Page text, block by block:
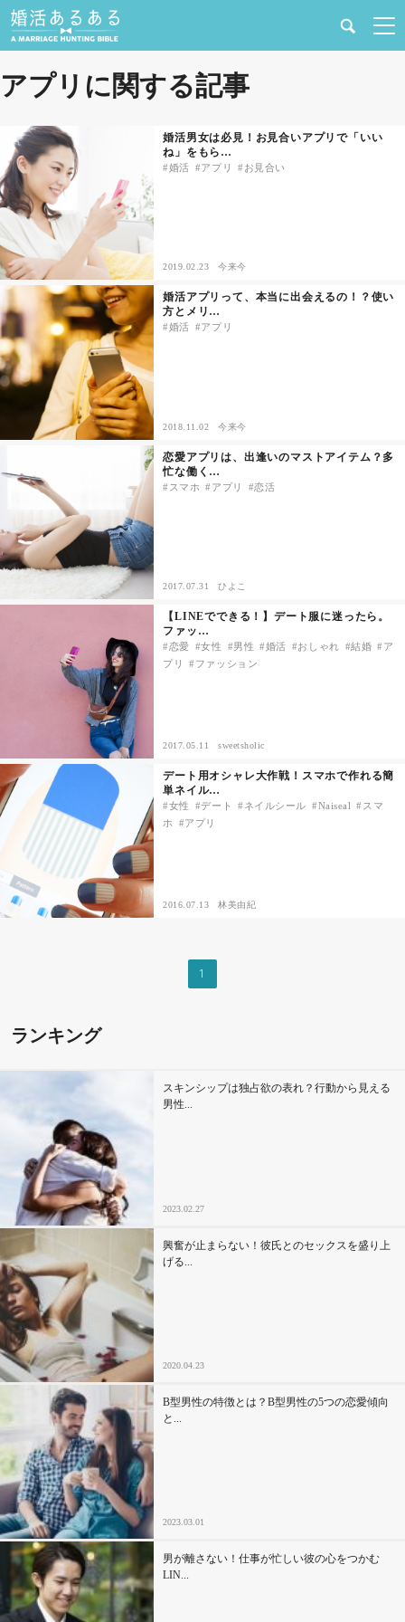
健康
恋愛の悩み
出会い
合コン・街コン
マッチングアプリ
結婚相談所
あるある
ドキドキ
仕事とキャリア
ファッション・美容
趣味・旅行
セックスライフ
不倫・だめ男
感動
アプリに関する記事
婚活男女は必見！お見合いアプリで「いい
ね」をもら…
婚活 アプリ お見合い
2019.02.23 今来今
婚活アプリって、本当に出会えるの！？使い
方とメリ…
婚活 アプリ
2018.11.02 今来今
恋愛アプリは、出逢いのマストアイテム？多
忙な働く…
スマホ アプリ 恋活
2017.07.31 ひよこ
【LINEでできる！】デート服に迷ったら。
ファッ…
恋愛 女性 男性 婚活 おしゃれ 結婚
ア
プリ
ファッション
2017.05.11 sweetsholic
デート用オシャレ大作戦！スマホで作れる簡
単ネイル…
女性 デート ネイルシール Naiseal
スマ
ホ
アプリ
2016.07.13 林美由紀
1
ランキング
スキンシップは独占欲の表れ？行動から見える
男性...
2023.02.27
興奮が止まらない！彼氏とのセックスを盛り上
げる...
2020.04.23
B型男性の特徴とは？B型男性の5つの恋愛傾向
と...
2023.03.01
男が離さない！仕事が忙しい彼の心をつかむ
LIN...